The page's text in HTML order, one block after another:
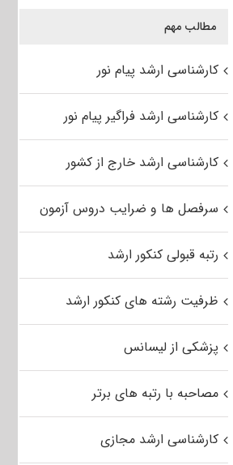
مطالب مهم
کارشناسی ارشد پیام نور
کارشناسی ارشد فراگیر پیام نور
کارشناسی ارشد خارج از کشور
سرفصل ها و ضرایب دروس آزمون
رتبه قبولی کنکور ارشد
ظرفیت رشته های کنکور ارشد
پزشکی از لیسانس
مصاحبه با رتبه های برتر
کارشناسی ارشد مجازی